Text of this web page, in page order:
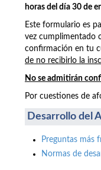
horas del día 30 de
Este formulario es
vez cumplimentado
confirmación en tu
de no recibirlo la
No se admitirán
Por cuestiones de
Desarrollo del
Preguntas más
Normas de